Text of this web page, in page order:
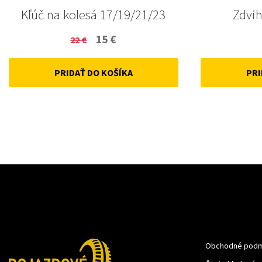
Kľúč na kolesá 17/19/21/23
22€
Original
price
was:
15 €
price
is:
PRIDAŤ DO KOŠÍKA
Obchodné